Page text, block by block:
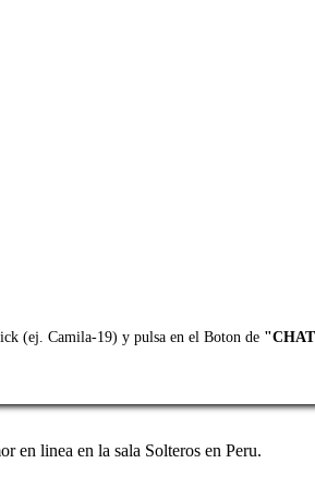
(ej. Camila-19) y pulsa en el Boton de
en linea en la sala Solteros en Peru.